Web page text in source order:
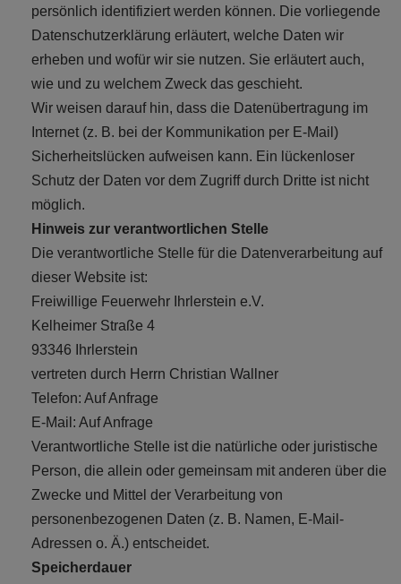
persönlich identifiziert werden können. Die vorliegende
Datenschutzerklärung erläutert, welche Daten wir
erheben und wofür wir sie nutzen. Sie erläutert auch,
wie und zu welchem Zweck das geschieht.
Wir weisen darauf hin, dass die Datenübertragung im
Internet (z. B. bei der Kommunikation per E-Mail)
Sicherheitslücken aufweisen kann. Ein lückenloser
Schutz der Daten vor dem Zugriff durch Dritte ist nicht
möglich.
Hinweis zur verantwortlichen Stelle
Die verantwortliche Stelle für die Datenverarbeitung auf
dieser Website ist:
Freiwillige Feuerwehr Ihrlerstein e.V.
Kelheimer Straße 4
93346 Ihrlerstein
vertreten durch Herrn Christian Wallner
Telefon: Auf Anfrage
E-Mail: Auf Anfrage
Verantwortliche Stelle ist die natürliche oder juristische
Person, die allein oder gemeinsam mit anderen über die
Zwecke und Mittel der Verarbeitung von
personenbezogenen Daten (z. B. Namen, E-Mail-
Adressen o. Ä.) entscheidet.
Speicherdauer